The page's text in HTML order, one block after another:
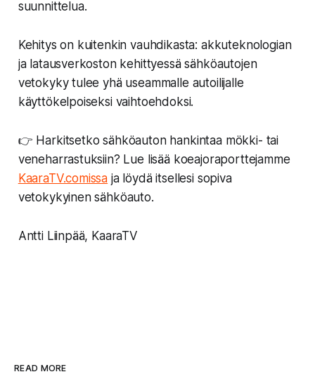
suunnittelua.
Kehitys on kuitenkin vauhdikasta: akkuteknologian
ja latausverkoston kehittyessä sähköautojen
vetokyky tulee yhä useammalle autoilijalle
käyttökelpoiseksi vaihtoehdoksi.
👉 Harkitsetko sähköauton hankintaa mökki- tai
veneharrastuksiin? Lue lisää koeajoraporttejamme
KaaraTV.comissa ja löydä itsellesi sopiva
vetokykyinen sähköauto.
Antti Liinpää, KaaraTV
READ MORE